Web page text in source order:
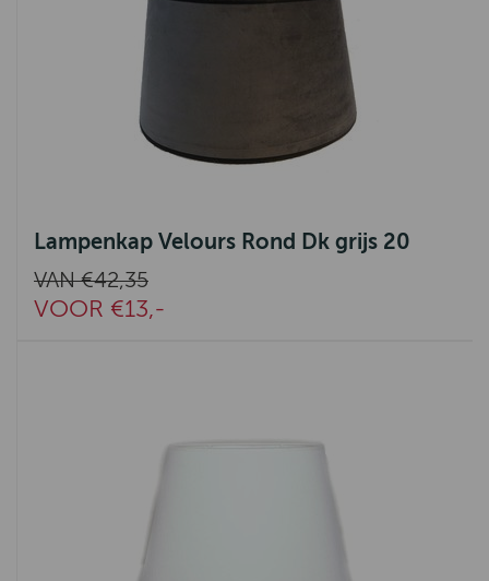
Lampenkap Velours Rond Dk grijs 20
VAN €42,35
VOOR €13,-